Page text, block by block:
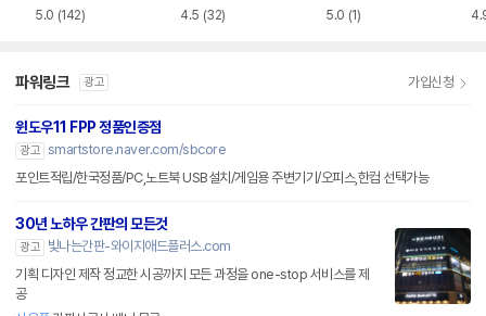
5.0 (142) 4.5 (32) 5.0 (1)
파워링크 광고 가입신청
윈도우11 FPP 정품인증점
광고 smartstore.naver.com/sbcore
포인트적립/한국정품/PC,노트북 USB설치/게임용 주변기기/오피스,한컴 선택가능
30년 노하우 간판의 모든것
광고
빛나는간판-와이지애드플러스.com
기획 디자인 제작 정교한 시공까지 모든 과정을 one-stop 서비스를 제
공